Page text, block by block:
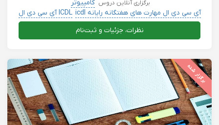
برگزاری آنلاین دروس کامپیوتر
آی سی دی ال مهارت های هفتگانه رایانه icdl
ICDL آی سی دی ال
کسب و کار کامپیوتر حسابداری بورس کریپتو
نظرات، جزئیات و ثبت‌نام
برگزار شده